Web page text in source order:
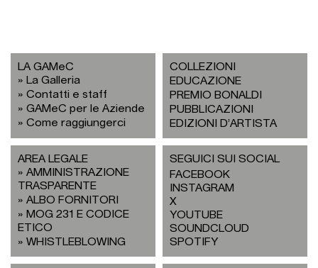
LA GAMeC
La Galleria
Contatti e staff
GAMeC per le Aziende
Come raggiungerci
COLLEZIONI
EDUCAZIONE
PREMIO BONALDI
PUBBLICAZIONI
EDIZIONI D’ARTISTA
AREA LEGALE
AMMINISTRAZIONE
TRASPARENTE
ALBO FORNITORI
MOG 231 E CODICE
ETICO
WHISTLEBLOWING
SEGUICI SUI SOCIAL
FACEBOOK
INSTAGRAM
X
YOUTUBE
SOUNDCLOUD
SPOTIFY